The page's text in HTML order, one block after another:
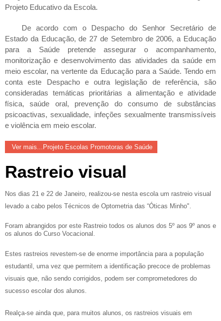
Projeto Educativo da Escola.
De acordo com o Despacho do Senhor Secretário de
Estado da Educação, de 27 de Setembro de 2006, a Educação
para a Saúde pretende assegurar o acompanhamento,
monitorização e desenvolvimento das atividades da saúde em
meio escolar, na vertente da Educação para a Saúde. Tendo em
conta este Despacho e outra legislação de referência, são
consideradas temáticas prioritárias a alimentação e atividade
física, saúde oral, prevenção do consumo de substâncias
psicoactivas, sexualidade, infeções sexualmente transmissíveis
e violência em meio escolar.
Ver mais...Projeto Escolas Promotoras de Saúde
Rastreio visual
Nos dias 21 e 22 de Janeiro, realizou-se nesta escola um rastreio visual
levado a cabo pelos Técnicos de Optometria das “Óticas Minho".
Foram abrangidos por este Rastreio todos os alunos dos 5º aos 9º anos e
os alunos do Curso Vocacional.
Estes rastreios revestem-se de enorme importância para a população
estudantil, uma vez que permitem a identificação precoce de problemas
visuais que, não sendo corrigidos, podem ser comprometedores do
sucesso escolar dos alunos.
Realça-se ainda que, para muitos alunos, os rastreios visuais em